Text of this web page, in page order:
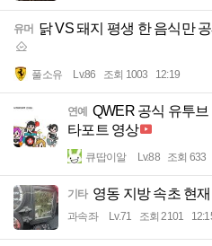
유머 닭 VS 돼지 평생 한 음식만
풀소유 Lv.86 조회 1003 12:19
연예 QWER 공식 유투브
타포트 영상
큐땁이알 Lv.88 조회 633
기타 영동 지방 속초 현
과속좌 Lv.71 조회 2101